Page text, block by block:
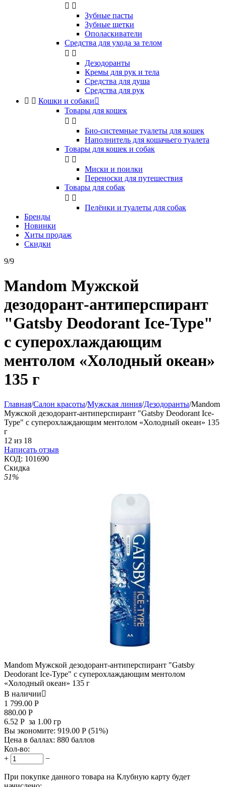
 
Зубные пасты
Зубные щетки
Ополаскиватели
Средства для ухода за телом
 
Дезодоранты
Кремы для рук и тела
Средства для душа
Средства для рук
  Кошки и собаки
Товары для кошек
 
Био-системные туалеты для кошек
Наполнитель для кошачьего туалета
Товары для кошек и собак
 
Миски и поилки
Переноски для путешествия
Товары для собак
 
Пелёнки и туалеты для собак
Бренды
Новинки
Хиты продаж
Скидки
9/9
Mandom Мужской
дезодорант-антиперспирант
"Gatsby Deodorant Ice-Type"
с суперохлаждающим
ментолом «Холодный океан»
135 г
Главная/Салон красоты/Мужская линия/Дезодоранты/Mandom
Мужской дезодорант-антиперспирант "Gatsby Deodorant Ice-
Type" с суперохлаждающим ментолом «Холодный океан» 135
г
12 из 18
Написать отзыв
КОД: 101690
Скидка
51%
Mandom Мужской дезодорант-антиперспирант "Gatsby
Deodorant Ice-Type" с суперохлаждающим ментолом
«Холодный океан» 135 г
В наличии
1 799.00 Р
880.00 Р
6.52 Р за 1.00 гр
Вы экономите: 919.00 Р (51%)
Цена в баллах: 880 баллов
Кол-во:
+
−
При покупке данного товара на Клубную карту будет